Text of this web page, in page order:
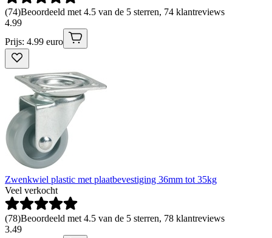
(74)Beoordeeld met 4.5 van de 5 sterren, 74 klantreviews
4.99
Prijs: 4.99 euro
Zwenkwiel plastic met plaatbevestiging 36mm tot 35kg
Veel verkocht
(78)Beoordeeld met 4.5 van de 5 sterren, 78 klantreviews
3.49